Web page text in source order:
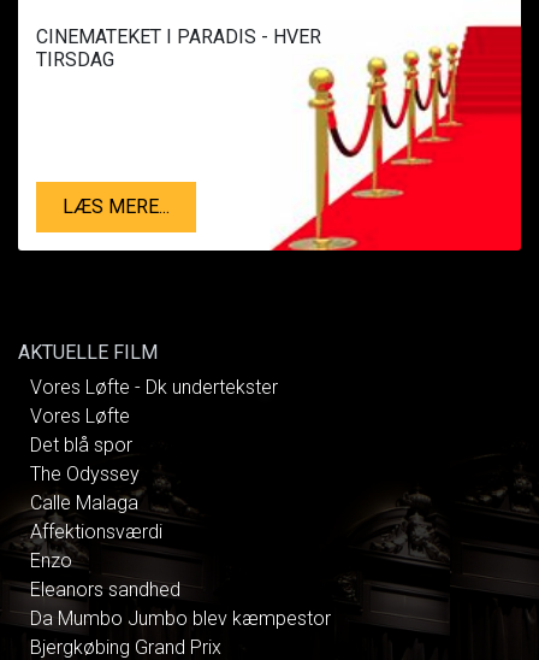
CINEMATEKET I PARADIS - HVER
TIRSDAG
LÆS MERE...
AKTUELLE FILM
Vores Løfte - Dk undertekster
Vores Løfte
Det blå spor
The Odyssey
Calle Malaga
Affektionsværdi
Enzo
Eleanors sandhed
Da Mumbo Jumbo blev kæmpestor
Bjergkøbing Grand Prix